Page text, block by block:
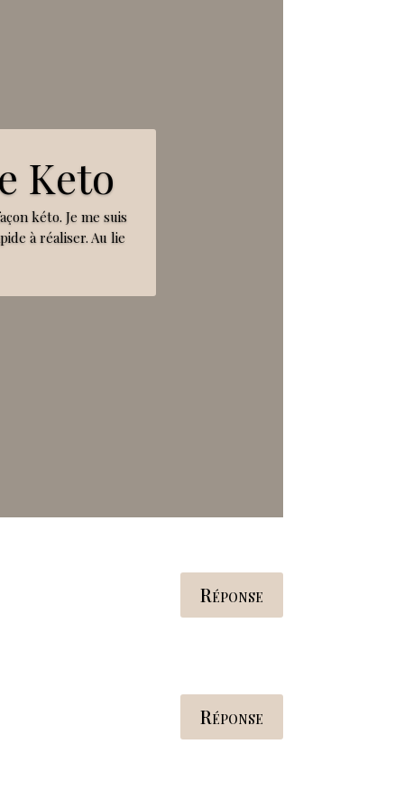
Keto
kéto. Je me suis
à réaliser. Au lie
Réponse
Réponse